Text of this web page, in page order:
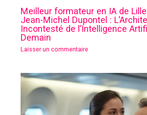
Meilleur formateur en IA de
Jean-Michel Dupontel :
Incontesté de l’Intelligence
Demain
Laisser un commentaire